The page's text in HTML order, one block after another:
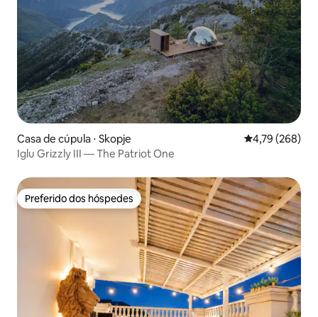
Casa de cúpula ⋅ Skopje 4,79 de uma
4,79 (268)
Iglu Grizzly III — The Patriot One
Preferido dos hóspedes
Preferido dos hóspedes